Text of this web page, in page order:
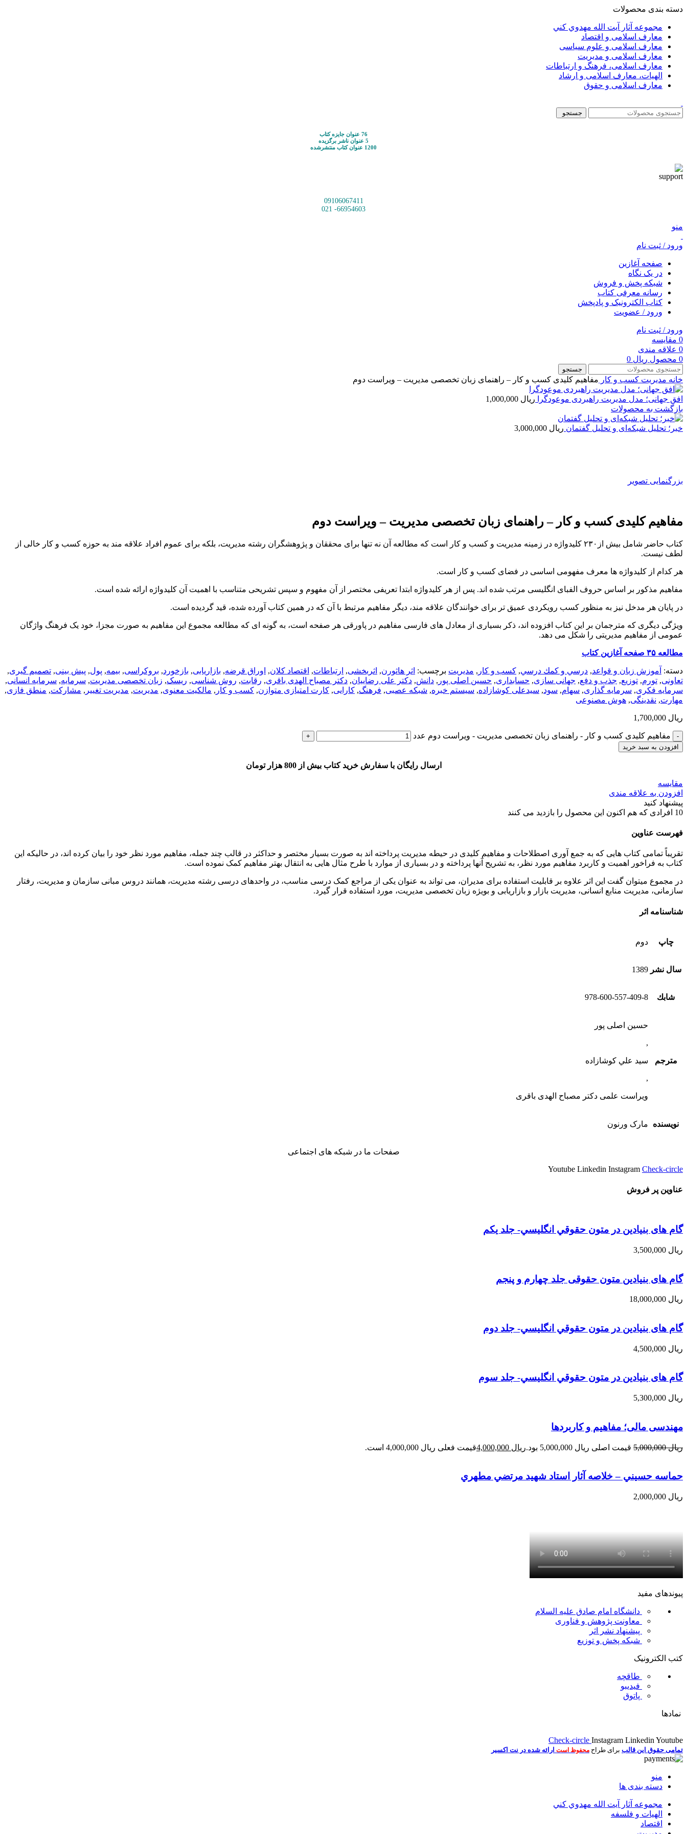
دسته بندی محصولات
مجموعه آثار آيت الله مهدوي كني
معارف اسلامی و اقتصاد
معارف اسلامی و علوم سیاسی
معارف اسلامی و مدیریت
معارف اسلامی، فرهنگ و ارتباطات
الهیات، معارف اسلامی و ارشاد
معارف اسلامی و حقوق
جستجو
76 عنوان جایزه کتاب
5 عنوان ناشر برگزیده
1200 عنوان کتاب منتشرشده
09106067411
66954603- 021
منو
ورود / ثبت نام
صفحه آغازین
در یک نگاه
شبکه پخش و فروش
رسانه معرفی کتاب
کتاب الکترونیک و پادپخش
ورود / عضویت
ورود / ثبت نام
0 مقایسه
0 علاقه مندی
0 محصول ریال
جستجو
خانه مديريت کسب و کار مفاهیم کلیدی ‌کسب ‌و کار – راهنمای زبان تخصصی مدیریت – ویراست دوم
افق جهانی؛ مدل مدیریت راهبردی موعودگرا ریال
بازگشت به محصولات
خبر؛ تحلیل شبکه‌ای و تحلیل گفتمان ریال
بزرگنمایی تصویر
مفاهیم کلیدی ‌کسب ‌و کار – راهنمای زبان تخصصی مدیریت – ویراست دوم
کتاب حاضر شامل بیش از۲۳۰ کلیدواژه در زمینه مدیریت و کسب و کار است که مطالعه آن نه تنها برای محققان و پژوهشگران رشته مدیریت، بلکه برای عموم افراد علاقه‏ مند به حوزه کسب و کار خالی از
لطف نیست.
هر کدام از کلیدواژه ‏ها معرف مفهومی اساسی در فضای کسب و کار است.
مفاهیم مذکور بر اساس حروف الفبای انگلیسی مرتب شده‏ اند. پس از هر کلیدواژه ابتدا تعریفی مختصر از آن مفهوم و سپس تشریحی متناسب با اهمیت آن کلیدواژه ارائه شده است.
در پایان هر مدخل نیز به منظور کسب رویکردی عمیق‏‏ تر برای خوانندگان علاقه‏ مند، دیگر مفاهیم مرتبط با آن که در همین کتاب آورده شده، قید گردیده است.
ویژگی دیگری که مترجمان بر این کتاب افزوده ‏اند، ذکر بسیاری از معادل‏ های فارسی مفاهیم در پاورقی هر صفحه است، به گونه‏ ای که مطالعه مجموع این مفاهیم به صورت مجزا، خود یک فرهنگ واژگان
عمومی از مفاهیم مدیریتی را شکل می‏ دهد.
مطالعه ۳۵ صفحه آغازین کتاب
دسته: آموزش زبان و قواعد, درسي و كمك درسي, کسب و کار , مديريت برچسب: اثر هاثورن, اثربخشی, ارتباطات, اقتصاد کلان, اوراق قرضه, بازاریابی, بازخورد, بروکراسی, بیمه, پول, پیش بینی, تصمیم گیری,
تعاونی, تورم, توزیع, جذب و دفع, جهانی سازی, حسابداری, حسین اصلی پور , دانش, دکتر علی رضاییان, دکتر مصباح الهدی باقری, رقابت, روش شناسی, ریسک, زبان تخصصی مدیریت, سرمایه, سرمایه انسانی,
سرمایه فکری, سرمایه گذاری, سهام, سود, سیدعلی کوشازاده, سیستم خبره, شبکه عصبی, فرهنگ, کارایی, کارت امتیازی متوازن, کسب و کار , مالکیت معنوی, مدیریت, مدیریت تغییر , مشارکت, منطق فازی,
مهارت, نقدینگی, هوش مصنوعی
ریال
مفاهیم کلیدی ‌کسب ‌و کار - راهنمای زبان تخصصی مدیریت - ویراست دوم عدد
افزودن به سبد خرید
ارسال رایگان با سفارش خرید کتاب بیش از 800 هزار تومان
مقایسه
افزودن به علاقه مندی
پیشنهاد کنید
10 افرادی که هم اکنون این محصول را بازدید می کنند
فهرست عناوین
تقریباً تمامی کتاب هایی که به جمع ‏آوری اصطلاحات و مفاهیم کلیدی در حیطه مدیریت پرداخته‏ اند به صورت بسیار مختصر و حداکثر در قالب چند جمله، مفاهیم مورد نظر خود را بیان کرده اند، در حالیکه این
کتاب به فراخور اهمیت و کاربرد مفاهیم مورد نظر، به تشریح آنها پرداخته و در بسیاری از موارد با طرح مثال‏ هایی به انتقال بهتر مفاهیم کمک نموده است.
در مجموع می‏توان گفت این اثر علاوه بر قابلیت استفاده برای مدیران، می‏ تواند به عنوان یکی از مراجع کمک درسی مناسب، در واحدهای درسی رشته مدیریت، همانند دروس مبانی سازمان و مدیریت، رفتار
سازمانی، مدیریت منابع انسانی، مدیریت بازار و بازاریابی و بویژه زبان تخصصی مدیریت، مورد استفاده قرار گیرد.
شناسنامه اثر
چاپ دوم
سال نشر 1389
شابك 978-600-557-409-8
مترجم
حسین اصلی پور
,
سيد علي کوشازاده
,
ویراست علمی دکتر مصباح الهدی باقری
نویسنده مارک ورنون
صفحات ما در شبکه های اجتماعی
Youtube Linkedin Instagram Check-circle
عناوین پر فروش
گام های بنیادین در متون حقوقي انگليسي- جلد يكم
ریال
گام های بنیادین متون حقوقی جلد چهارم و پنجم
ریال
گام های بنیادین در متون حقوقي انگليسي- جلد دوم
ریال
گام های بنیادین در متون حقوقي انگليسي- جلد سوم
ریال
مهندسی مالی؛ مفاهیم و کاربردها
ریال5,000,000 قیمت اصلی ریال 5,000,000 بود. ریال قیمت فعلی ریال 4,000,000 است.
حماسه حسيني – خلاصه آثار استاد شهيد مرتضي مطهري
ریال
پیوندهای مفید
دانشگاه امام صادق علیه السلام
معاونت پژوهش و فناوری
پیشنهاد نشر اثر
شبکه پخش و توزیع
کتب الکترونیک
طاقچه
فیدیبو
پاتوق
نمادها
Check-circle Instagram Linkedin Youtube
تمامی حقوق این قالب برای طراح محفوظ است ارائه شده در نت اکسیر
منو
دسته بندی ها
مجموعه آثار آيت الله مهدوي كني
الهیات و فلسفه
اقتصاد